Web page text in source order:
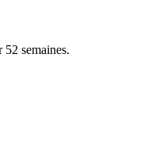
52 semaines.